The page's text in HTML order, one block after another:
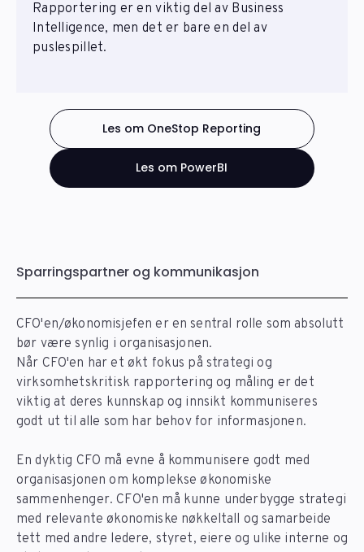
Rapportering er en viktig del av Business
Intelligence, men det er bare en del av
puslespillet.
Les om OneStop Reporting
Les om PowerBI
Sparringspartner og kommunikasjon
CFO'en/økonomisjefen er en sentral rolle som absolutt
bør være synlig i organisasjonen.
Når CFO'en har et økt fokus på strategi og
virksomhetskritisk rapportering og måling er det
viktig at deres kunnskap og innsikt kommuniseres
godt ut til alle som har behov for informasjonen.
En dyktig CFO må evne å kommunisere godt med
organisasjonen om komplekse økonomiske
sammenhenger. CFO'en må kunne underbygge strategi
med relevante økonomiske nøkkeltall og samarbeide
tett med andre ledere, styret, eiere og ulike interne og